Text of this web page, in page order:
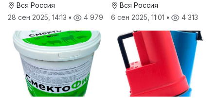
Вся Россия
28 сен 2025, 14:13 • 4 979
Вся Россия
6 сен 2025, 11:01 • 4 313